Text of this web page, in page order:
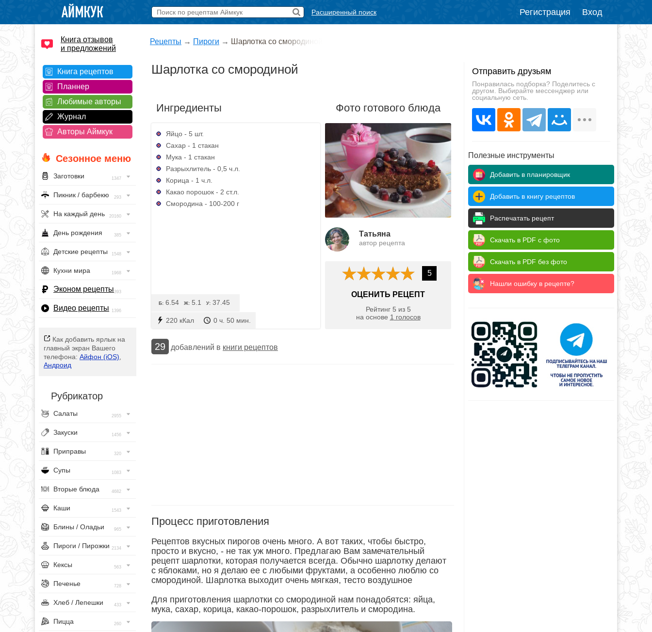
Расширенный поиск Регистрация Вход
Книга отзывов
и предложений
Книга рецептов
Планнер
Любимые авторы
Журнал
Авторы Аймкук
Сезонное меню
Заготовки 1347
Пикник / барбекю 293
На каждый день 20160
День рождения 385
Детские рецепты 1548
Кухни мира 1968
Эконом рецепты393
Видео рецепты 1396
Как добавить ярлык на
главный экран Вашего
телефона: Айфон (iOS)
Андроид
Рубрикатор
Салаты 2955
Закуски 1456
Приправы 320
Супы 1083
Вторые блюда 4682
Каши 1543
Блины / Оладьи 965
Пироги / Пирожки 2134
Кексы 563
Печенье 728
Хлеб / Лепешки 433
Пицца 260
Рецепты → Пироги → Шарлотка со смородиной
Шарлотка со смородиной
Ингредиенты
Яйцо - 5 шт.
Сахар - 1 стакан
Мука - 1 стакан
Разрыхлитель - 0,5 ч.л.
Корица - 1 ч.л.
Какао порошок - 2 ст.л.
Смородина - 100-200 г
220 кКал 0 ч. 50 мин.
Б: 6.54 Ж: 5.1 У: 37.45
Фото готового блюда
Татьяна
автор рецепта
5
ОЦЕНИТЬ РЕЦЕПТ
Рейтинг 5 из 5
на основе 1 голосов
29 добавлений в книги рецептов
Процесс приготовления
Рецептов вкусных пирогов очень много. А вот таких, чтобы быстро,
просто и вкусно, - не так уж много. Предлагаю Вам замечательный
рецепт шарлотки, которая получается всегда. Обычно шарлотку делают
с яблоками, но я делаю ее с любыми фруктами, а особенно люблю со
смородиной. Шарлотка выходит очень мягкая, тесто воздушное
Для приготовления шарлотки со смородиной нам понадобятся: яйца,
мука, сахар, корица, какао-порошок, разрыхлитель и смородина.
Отправить друзьям
Понравилась подборка? Поделитесь с
другом. Выбирайте мессенджер или
социальную сеть.
Полезные инструменты
Добавить в планировщик
Добавить в книгу рецептов
Распечатать рецепт
Скачать в PDF с фото
Скачать в PDF без фото
Нашли ошибку в рецепте?